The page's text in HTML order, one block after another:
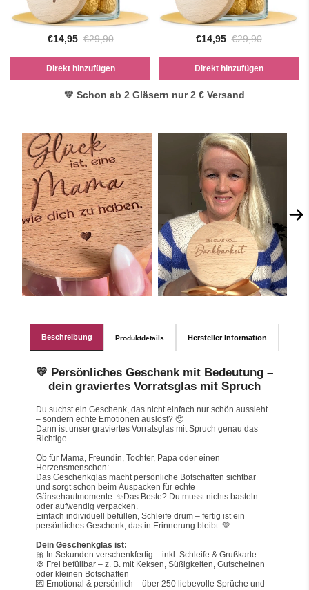
€14,95 €29,90
Direkt hinzufügen
€14,95 €29,90
Direkt hinzufügen
💛 Schon ab 2 Gläsern nur 2 € Versand
Beschreibung Produktdetails Hersteller Information
💛 Persönliches Geschenk mit Bedeutung –
dein graviertes Vorratsglas mit Spruch
Du suchst ein Geschenk, das nicht einfach nur schön aussieht
– sondern echte Emotionen auslöst? 🥹
Dann ist unser graviertes Vorratsglas mit Spruch genau das
Richtige.
Ob für Mama, Freundin, Tochter, Papa oder einen
Herzensmenschen:
Das Geschenkglas macht persönliche Botschaften sichtbar
und sorgt schon beim Auspacken für echte
Gänsehautmomente. ✨Das Beste? Du musst nichts basteln
oder aufwendig verpacken.
Einfach individuell befüllen, Schleife drum – fertig ist ein
persönliches Geschenk, das in Erinnerung bleibt. 💛
Dein Geschenkglas ist:
🎀 In Sekunden verschenkfertig – inkl. Schleife & Grußkarte
🍪 Frei befüllbar – z. B. mit Keksen, Süßigkeiten, Gutscheinen
oder kleinen Botschaften
💌 Emotional & persönlich – über 250 liebevolle Sprüche und